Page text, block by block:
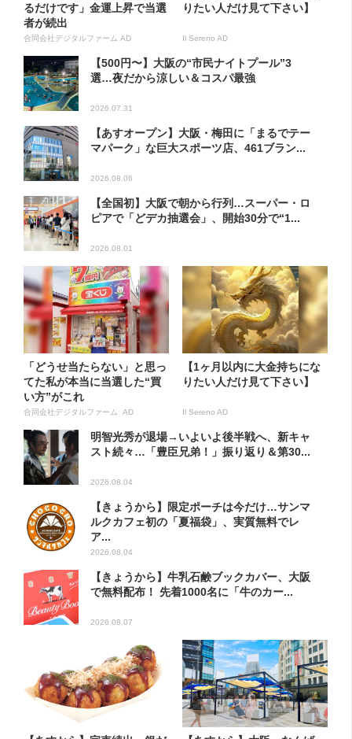
るだけです」金運上昇で当選
者が続出
合同会社デジタルファーム AD
りたい人だけ見て下さい】
Il Sereno AD
【500円〜】大阪の“市民ナイトプール”3
選…夜だから涼しい＆コスパ最強
2026.07.31
【あすオープン】大阪・梅田に「まるでテー
マパーク」な巨大スポーツ店、461ブラン...
2026.08.06
【全国初】大阪で朝から行列…スーパー・ロ
ピアで「どデカ抽選会」、開始30分で“1...
2026.08.01
「どうせ当たらない」と思っ
てた私が本当に当選した“買
い方”がこれ
合同会社デジタルファーム AD
【1ヶ月以内に大金持ちにな
りたい人だけ見て下さい】
Il Sereno AD
明智光秀が退場→いよいよ後半戦へ、新キャ
スト続々…「豊臣兄弟！」振り返り＆第30...
2026.08.04
【きょうから】限定ポーチは今だけ…サンマ
ルクカフェ初の「夏福袋」、実質無料でレ
ア...
2026.08.04
【きょうから】牛乳石鹸ブックカバー、大阪
で無料配布！ 先着1000名に「牛のカー...
2026.08.07